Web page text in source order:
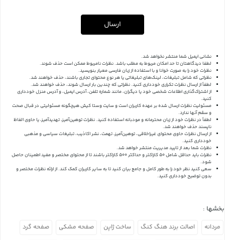
ارسال
نشانی ایمیل شما منتشر نخواهد شد.
لطفا دیدگاهتان تا حد امکان مربوط به مطلب باشد. نظرات نامربوط ممکن است حذف شوند.
نظرات خود را به صورت خوانا و با استفاده از زبان فارسی معیار بنویسید.
نظراتی که شامل تبلیغات، لینک‌های تبلیغاتی یا هر نوع محتوای تجاری باشند، حذف خواهند شد.
لطفاً از ارسال نظرات تکراری خودداری کنید. نظراتی که چندین بار ارسال شوند، حذف خواهند شد.
از اشتراک‌گذاری اطلاعات شخصی خود یا دیگران، مانند شماره تلفن، آدرس ایمیل، و آدرس منزل خودداری
کنید.
مسئولیت نظرات ارسال شده بر عهده کاربران است و سایت وستا کیش هیچگونه مسئولیتی در قبال صحت
و سقم آنها ندارد.
لطفاً در نظرات خود از زبان محترمانه و مودبانه استفاده کنید. نظرات توهین‌آمیز، تهدیدآمیز، یا حاوی الفاظ
ناپسند حذف خواهند شد.
از ارسال نظرات حاوی محتوای غیراخلاقی، توهین‌آمیز، تهمت، نشر اکاذیب، تبلیغات سیاسی و مذهبی
خودداری کنید.
نظرات شما بعد از تایید مدیریت منتشر خواهد شد.
نظرات باید حداقل شامل 50 کاراکتر و حداکثر 500 کاراکتر باشند تا از محتوای مختصر و مفید اطمینان حاصل
شود.
سعی کنید نظر خود را به طور کامل و جامع بیان کنید تا به سایر کاربران کمک کند.از ارائه نظرات مختصر و
بدون توضیح خودداری کنید.
بخشها :
مردانه اصالت برند هنگ کنگ ساخت ژاپن صفحه مشکی صفحه گرد